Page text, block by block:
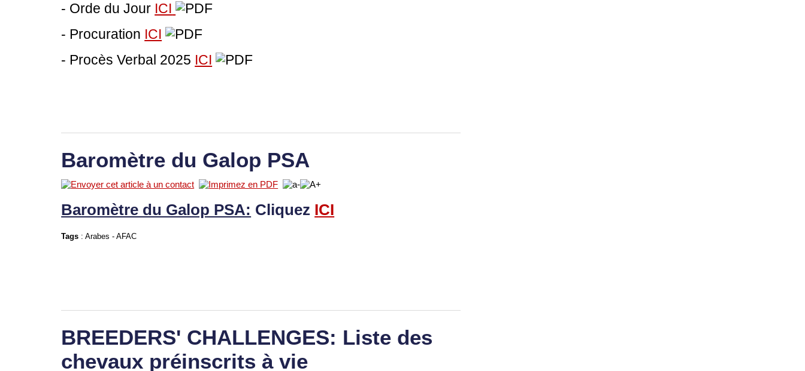
- Orde du Jour ICI
- Procuration ICI
- Procès Verbal 2025 ICI
Baromètre du Galop PSA
Baromètre du Galop PSA: Cliquez ICI
Tags :Arabes -AFAC
BREEDERS' CHALLENGES: Liste des
chevaux préinscrits à vie